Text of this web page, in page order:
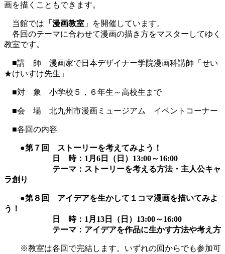
画を描くこともできます。
当館では 「漫画教室 」を開催しています。
各回のテーマに合わせて漫画の描き方をマスターしてゆく
教室です。
■講 師 漫画家で日本デザイナー学院漫画科講師「せい
★けいすけ先生」
■対 象 小学校５，６年生～高校生まで
■会 場 北九州市漫画ミュージアム イベントコーナー
■各回の内容
●第７回 ストーリーを考えてみよう！
日 時：1月6日（日）13:00～16:00
テーマ：ストーリーを考える方法・主人公キャ
ラ創り
●第８回 アイデアを生かして１コマ漫画を描いてみよ
う！
日 時：1月13日（日）13:00～16:00
テーマ：アイデアを作品に生かす方法や考え方
※教室は各回で完結します。いずれの回からでも参加可